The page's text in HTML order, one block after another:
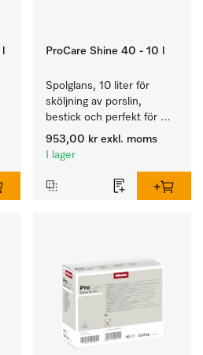
ProCare Shine 40 - 10 l
Spolglans, 10 liter för
sköljning av porslin,
bestick och perfekt för
glas.
953,00 kr exkl. moms
I lager